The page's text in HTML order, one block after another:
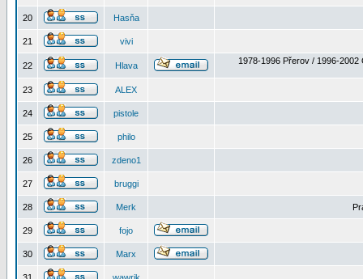
20 Hasňa
21 vivi
22 Hlava 1978-1996 Přerov / 1996-2002
23 ALEX
24 pistole
25 philo
26 zdeno1
27 bruggi
28 Merk
29 fojo
30 Marx